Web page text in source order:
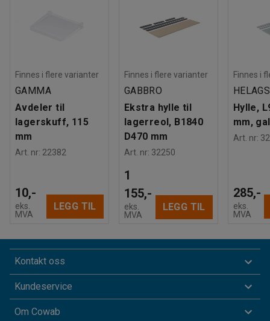
Finnes i flere varianter
GAMMA
Avdeler til
lagerskuff, 115
mm
Art. nr: 22382
10,-
eks.
MVA
LEGG TIL
Finnes i flere varianter
GABBRO
Ekstra hylle til
lagerreol, B1840
D470 mm
Art. nr: 32250
1
155,-
eks.
MVA
LEGG TIL
Finnes i
HELAGS
Hylle,
mm,
Art. nr:
285,-
eks.
MVA
Kontakt oss
Kundeservice
Om Cowab